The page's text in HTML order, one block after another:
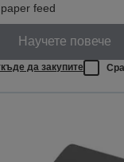
feed
Научете повече
да закупите